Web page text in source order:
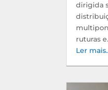
dirigida
ruturas
Ler